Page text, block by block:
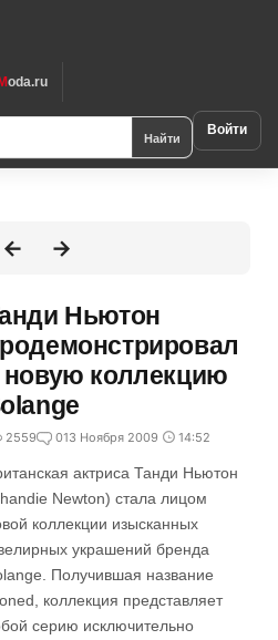
Moda.ru
Найти Войти
Ньютон
новую коллекцию
2559 013 Ноября 2009 14:52
актриса Танди Ньютон
Newton) стала лицом
коллекции изысканных
украшений бренда
Получившая название
коллекция представляет
серию исключительно